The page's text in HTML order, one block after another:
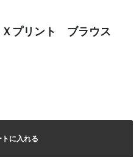
Ｘプリント ブラウス
トに入れる